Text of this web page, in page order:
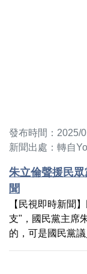
發布時間：2025/
新聞出處：轉自
朱立倫聲援民
聞
【民視即時新聞
支"，國民黨主席
的，可是國民黨